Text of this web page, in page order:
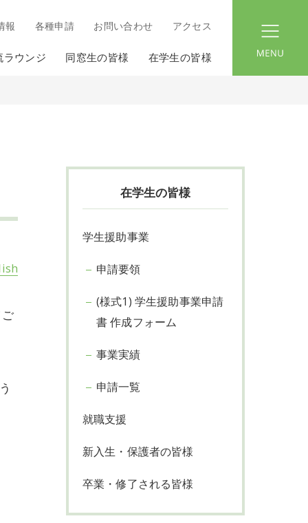
報 各種申請 お問い合わせ アクセス
ラウンジ 同窓生の皆様 在学生の皆様
在学生の皆様
学生援助事業
申請要領
(様式1) 学生援助事業申請
書 作成フォーム
事業実績
申請一覧
就職支援
新入生・保護者の皆様
卒業・修了される皆様
menu